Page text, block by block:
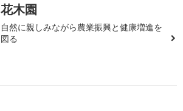
花木園
自然に親しみながら農業振興と健康増進を
図る